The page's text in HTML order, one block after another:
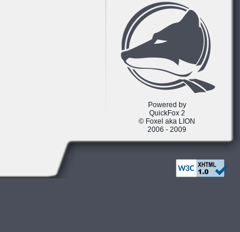
Powered by
QuickFox 2
© Foxel aka LION
2006 - 2009